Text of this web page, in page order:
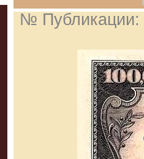
№ Публикации: